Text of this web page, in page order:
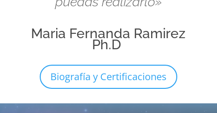
Maria Fernanda Ramirez
Ph.D
Biografía y Certificaciones